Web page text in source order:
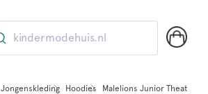
kindermodehuis.nl
Jongenskleding Hoodies Malelions Junior Theatre